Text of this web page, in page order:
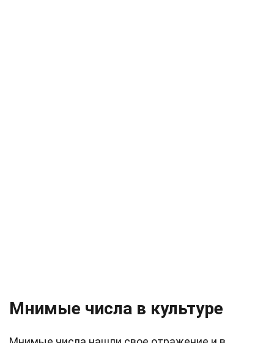
Мнимые числа в культуре